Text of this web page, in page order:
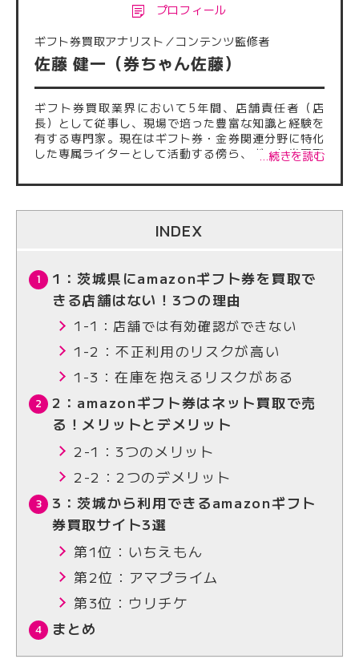
プロフィール
ギフト券買取アナリスト／コンテンツ監修者
佐藤 健一（券ちゃん佐藤）
ギフト券買取業界において5年間、店舗責任者（店
長）として従事し、現場で培った豊富な知識と経験を
有する専門家。現在はギフト券・金券関連分野に特化
した専属ライターとして活動する傍ら、ギフト券買取
これまでに執筆・監修した記事は500本を超え、正確
信頼を得ている。
…続きを読む
INDEX
1：茨城県にamazonギフト券を買取で
きる店舗はない！3つの理由
1-1：店舗では有効確認ができない
1-2：不正利用のリスクが高い
1-3：在庫を抱えるリスクがある
2：amazonギフト券はネット買取で売
る！メリットとデメリット
2-1：3つのメリット
2-2：2つのデメリット
3：茨城から利用できるamazonギフト
券買取サイト3選
第1位：いちえもん
第2位：アマプライム
第3位：ウリチケ
まとめ